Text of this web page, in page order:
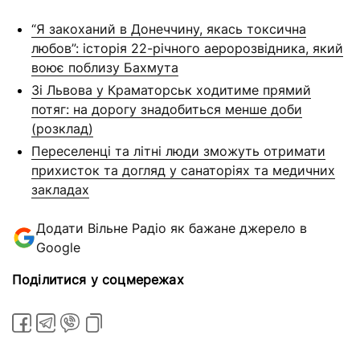
“Я закоханий в Донеччину, якась токсична
любов”: історія 22-річного аеророзвідника, який
воює поблизу Бахмута
Зі Львова у Краматорськ ходитиме прямий
потяг: на дорогу знадобиться менше доби
(розклад)
Переселенці та літні люди зможуть отримати
прихисток та догляд у санаторіях та медичних
закладах
Додати Вільне Радіо як бажане джерело в
Google
Поділитися у соцмережах